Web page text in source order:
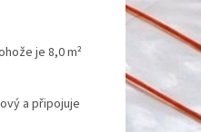
je 8,0 m²
a připojuje